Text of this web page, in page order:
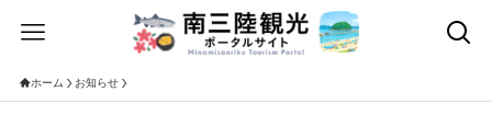
ホーム お知らせ